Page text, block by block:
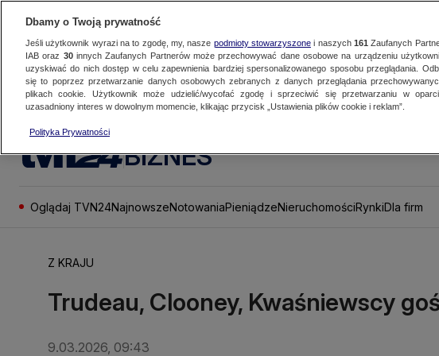
BIZNES
Oglądaj TVN24NajnowszeNotowaniaPieniądzeNieruchomościRynkiDla firm
Z KRAJU
Trudeau, Clooney, Kwaśniewscy
9.03.2026, 09:43
Dbamy o Twoją prywatność
Jeśli użytkownik wyrazi na to zgodę, my, nasze podmioty stowarzyszonei naszych 161 Zaufanych
IAB oraz 30innych Zaufanych Partnerów może przechowywać dane osobowe na urządzeniu
uzyskiwać do nich dostęp w celu zapewnienia bardziej spersonalizowanego sposobu przeglądania.
się to poprzez przetwarzanie danych osobowych zebranych z danych przeglądania
plikach cookie. Użytkownik może udzielić/wycofać zgodę i sprzeciwić się przetwarzaniu w
uzasadniony interes w dowolnym momencie, klikając przycisk „Ustawienia plików cookie i reklam”.
Polityka Prywatności